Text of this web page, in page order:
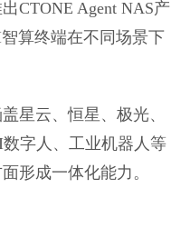
CTONE Agent NAS产
算终端在不同场景下
星云、恒星、极光、
字人、工业机器人等
形成一体化能力。